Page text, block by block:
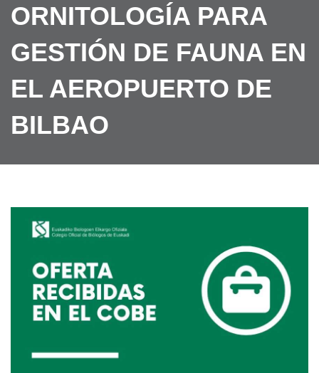
ORNITOLOGÍA PARA
GESTIÓN DE FAUNA EN
EL AEROPUERTO DE
BILBAO